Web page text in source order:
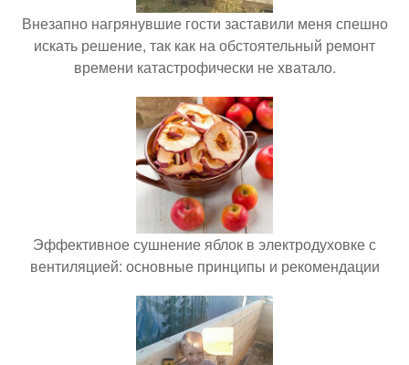
Внезапно нагрянувшие гости заставили меня спешно
искать решение, так как на обстоятельный ремонт
времени катастрофически не хватало.
Эффективное сушнение яблок в электродуховке с
вентиляцией: основные принципы и рекомендации